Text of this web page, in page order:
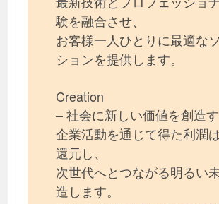
験を融合させ、
お客様一人ひとりに最適な
ションを提供します。
Creation
– 社会に新しい価値を創造
企業活動を通じて得た利潤
還元し、
次世代へとつながる明るい
造します。